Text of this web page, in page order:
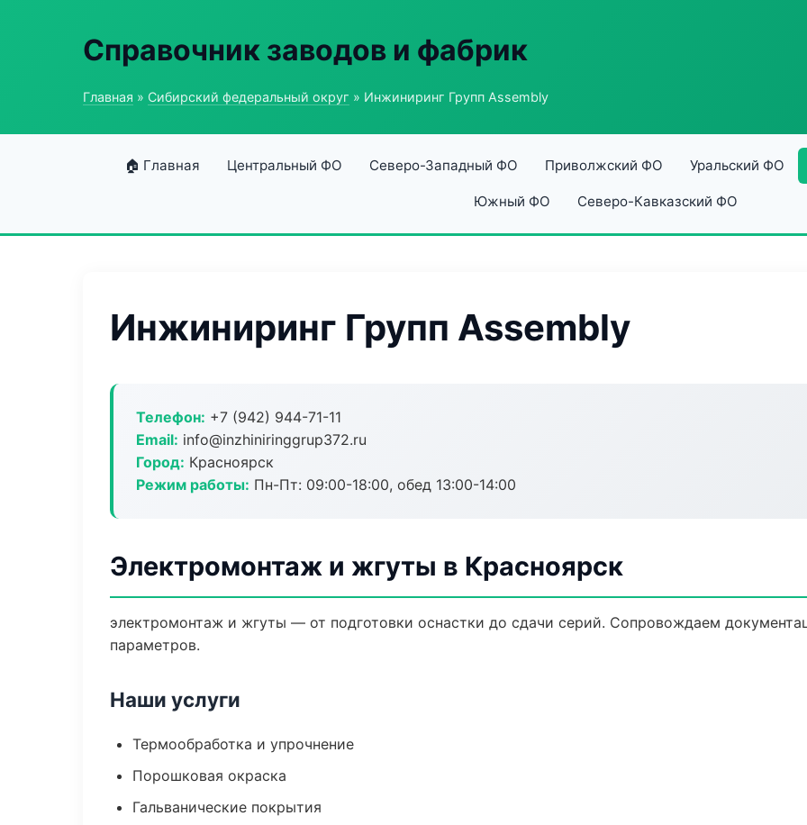
Справочник заводов и фабрик
Главная » Сибирский федеральный округ » Инжиниринг Групп Assembly
🏠 Главная Центральный ФО Северо-Западный ФО Приволжский ФО Уральский ФО
Южный ФО Северо-Кавказский ФО
Инжиниринг Групп Assembly
Телефон: +7 (942) 944-71-11
Email: info@inzhiniringgrup372.ru
Город: Красноярск
Режим работы: Пн-Пт: 09:00-18:00, обед 13:00-14:00
Электромонтаж и жгуты в Красноярск
электромонтаж и жгуты — от подготовки оснастки до сдачи серий. Сопровождаем
параметров.
Наши услуги
Термообработка и упрочнение
Порошковая окраска
Гальванические покрытия